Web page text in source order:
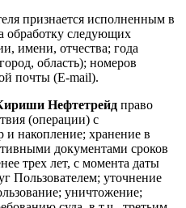
признается исполненным в
обработку следующих
имени, отчества; года
область); номеров
почты (E-mail).
Нефтетрейд право
(операции) с
накопление; хранение в
документами сроков
трех лет, с момента даты
Пользователем; уточнение
уничтожение;